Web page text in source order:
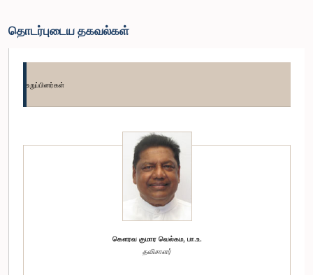
தொடர்புடைய தகவல்கள்
உறுப்பினர்கள்
கௌரவ குமார வெல்கம, பா.உ.
தவிசாளர்